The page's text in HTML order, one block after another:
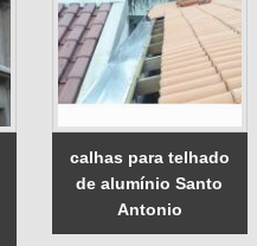
calhas para telhado
de alumínio Santo
Antonio